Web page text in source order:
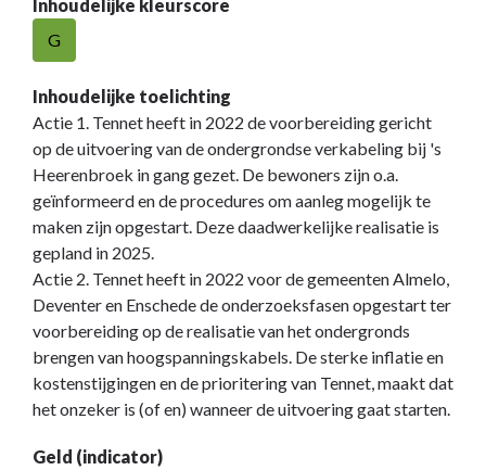
Inhoudelijke kleurscore
G
Inhoudelijke toelichting
Actie 1. Tennet heeft in 2022 de voorbereiding gericht
op de uitvoering van de ondergrondse verkabeling bij 's
Heerenbroek in gang gezet. De bewoners zijn o.a.
geïnformeerd en de procedures om aanleg mogelijk te
maken zijn opgestart. Deze daadwerkelijke realisatie is
gepland in 2025.
Actie 2. Tennet heeft in 2022 voor de gemeenten Almelo,
Deventer en Enschede de onderzoeksfasen opgestart ter
voorbereiding op de realisatie van het ondergronds
brengen van hoogspanningskabels. De sterke inflatie en
kostenstijgingen en de prioritering van Tennet, maakt dat
het onzeker is (of en) wanneer de uitvoering gaat starten.
Geld (indicator)